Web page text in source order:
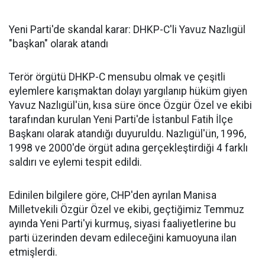
Yeni Parti'de skandal karar: DHKP-C'li Yavuz Nazlıgül
"başkan" olarak atandı
Terör örgütü DHKP-C mensubu olmak ve çeşitli
eylemlere karışmaktan dolayı yargılanıp hüküm giyen
Yavuz Nazlıgül'ün, kısa süre önce Özgür Özel ve ekibi
tarafından kurulan Yeni Parti'de İstanbul Fatih İlçe
Başkanı olarak atandığı duyuruldu. Nazlıgül'ün, 1996,
1998 ve 2000'de örgüt adına gerçekleştirdiği 4 farklı
saldırı ve eylemi tespit edildi.
Edinilen bilgilere göre, CHP'den ayrılan Manisa
Milletvekili Özgür Özel ve ekibi, geçtiğimiz Temmuz
ayında Yeni Parti'yi kurmuş, siyasi faaliyetlerine bu
parti üzerinden devam edileceğini kamuoyuna ilan
etmişlerdi.